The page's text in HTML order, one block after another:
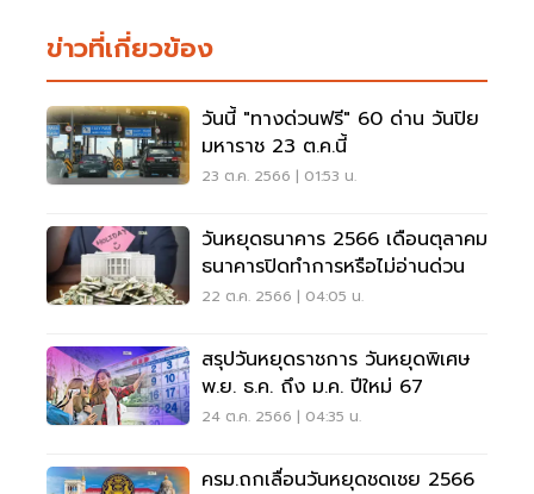
ข่าวที่เกี่ยวข้อง
วันนี้ "ทางด่วนฟรี" 60 ด่าน วันปิย
มหาราช 23 ต.ค.นี้
23 ต.ค. 2566 | 01:53 น.
วันหยุดธนาคาร 2566 เดือนตุลาคม
ธนาคารปิดทำการหรือไม่อ่านด่วน
22 ต.ค. 2566 | 04:05 น.
สรุปวันหยุดราชการ วันหยุดพิเศษ
พ.ย. ธ.ค. ถึง ม.ค. ปีใหม่ 67
24 ต.ค. 2566 | 04:35 น.
ครม.ถกเลื่อนวันหยุดชดเชย 2566